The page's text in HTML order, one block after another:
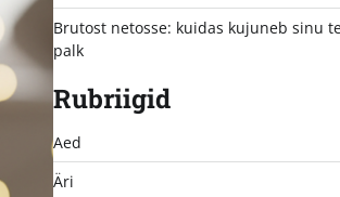
Brutost netosse: kuidas kujuneb sinu
palk
Rubriigid
Aed
Äri